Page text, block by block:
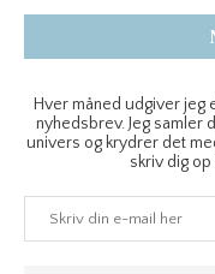
Hver måned udgiver jeg
nyhedsbrev. Jeg samler
univers og krydrer det
skriv dig